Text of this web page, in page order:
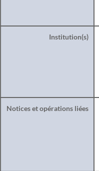
Institution(s)
Notices et opérations liées